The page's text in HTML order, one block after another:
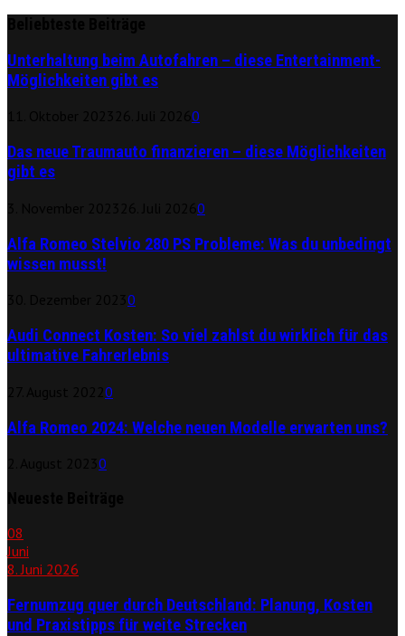
Unterhaltung beim Autofahren – diese Entertainment-
Möglichkeiten gibt es
0
Das neue Traumauto finanzieren – diese Möglichkeiten
gibt es
0
Alfa Romeo Stelvio 280 PS Probleme: Was du unbedingt
wissen musst!
0
Audi Connect Kosten: So viel zahlst du wirklich für das
ultimative Fahrerlebnis
0
Alfa Romeo 2024: Welche neuen Modelle erwarten uns?
0
08
Juni
8. Juni 2026
Fernumzug quer durch Deutschland: Planung, Kosten
und Praxistipps für weite Strecken